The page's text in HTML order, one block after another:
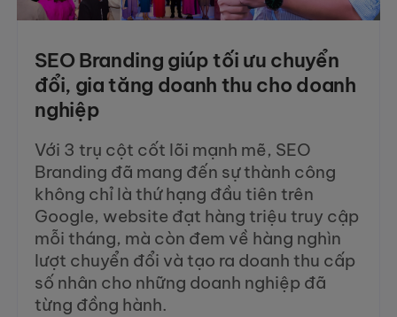
SEO Branding giúp tối ưu chuyển
đổi, gia tăng doanh thu cho doanh
nghiệp
Với 3 trụ cột cốt lõi mạnh mẽ, SEO
Branding đã mang đến sự thành công
không chỉ là thứ hạng đầu tiên trên
Google, website đạt hàng triệu truy cập
mỗi tháng, mà còn đem về hàng nghìn
lượt chuyển đổi và tạo ra doanh thu cấp
số nhân cho những doanh nghiệp đã
từng đồng hành.